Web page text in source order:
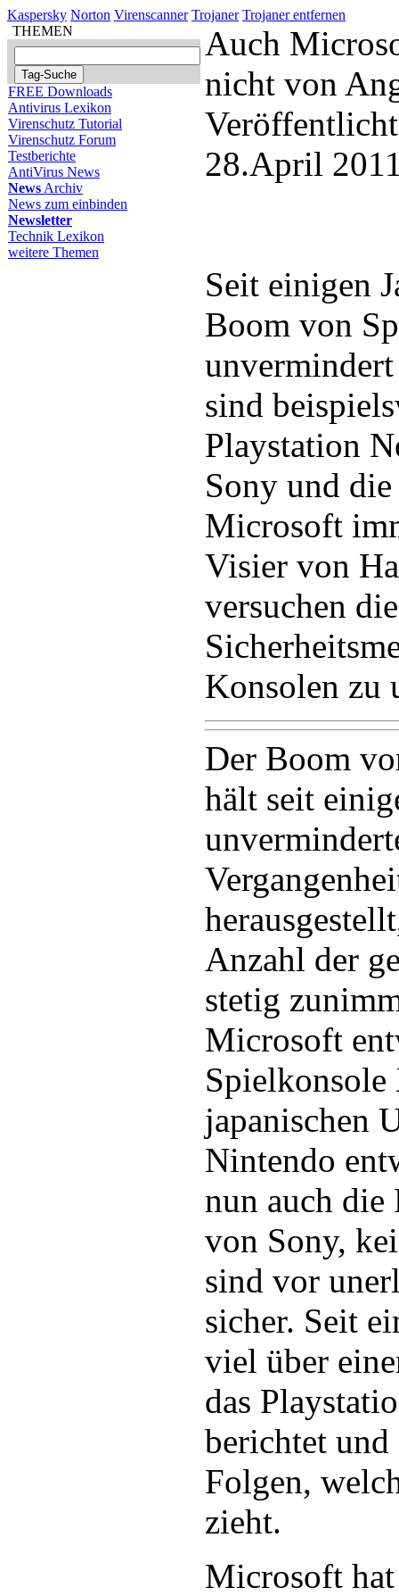
Kaspersky Norton Virenscanner Trojaner Trojaner entfernen
THEMEN
FREE Downloads
Antivirus Lexikon
Virenschutz Tutorial
Virenschutz Forum
Testberichte
AntiVirus News
News Archiv
News zum einbinden
Newsletter
Technik Lexikon
weitere Themen
Auch
nicht von
28.April
Seit einigen
Boom von
sind
Playstation
Sony und
Microsoft
Visier von
versuchen die
Konsolen zu
Der Boom
hält seit
Anzahl der
stetig
Microsoft
japanischen
Nintendo
nun auch die
von Sony,
sind vor
sicher. Seit
viel über
das
berichtet
Folgen,
zieht.
Microsoft